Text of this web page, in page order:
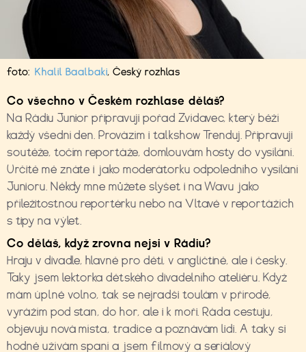
foto: Khalil Baalbaki,Český rozhlas
Co všechno v Českém rozhlase děláš?
Na Rádiu Junior připravuji pořad Zvídavec, který běží
každý všední den. Provázím i talkshow Trenduj. Připravuji
soutěže, točím reportáže, domlouvám hosty do vysílání.
Určitě mě znáte i jako moderátorku odpoledního vysílání
Junioru. Někdy mne můžete slyšet i na Wavu jako
příležitostnou reportérku nebo na Vltavě v reportážích
s tipy na výlet.
Co děláš, když zrovna nejsi v Rádiu?
Hraju v divadle, hlavně pro děti, v angličtině, ale i česky.
Taky jsem lektorka dětského divadelního ateliéru. Když
mám úplně volno, tak se nejradši toulám v přírodě,
vyrážím pod stan, do hor, ale i k moři. Ráda cestuju,
objevuju nová místa, tradice a poznávám lidi. A taky si
hodně užívám spaní a jsem filmový a seriálový